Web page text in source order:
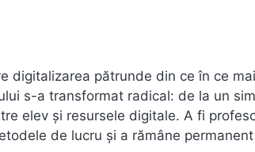
digitalizarea pătrunde din ce în ce mai
s-a transformat radical: de la un
elev și resursele digitale. A fi
de lucru și a rămâne permanent